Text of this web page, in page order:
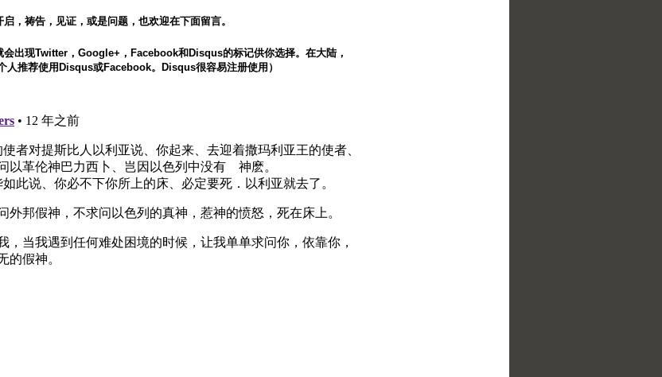
，祷告，见证，或是问题，也欢迎在下面留言。
会出现Twitter，Google+，Facebook和Disqus的标记供你选择。在大陆，
人推荐使用Disqus或Facebook。Disqus很容易注册使用）